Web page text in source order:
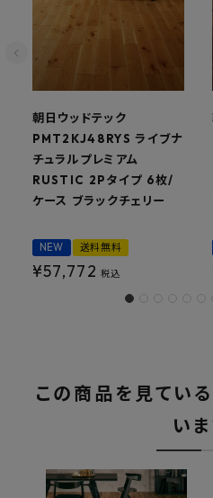
朝日ウッドテック
PMT2KJ48RYS ライブナ
チュラルプレミアム
RUSTIC 2Pタイプ 6枚/
ケース ブラックチェリー
NEW 送料無料
¥57,772 税込
この商品を見てい
い